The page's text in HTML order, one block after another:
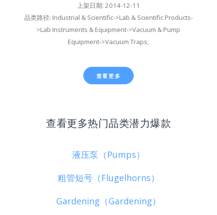
上架日期: 2014-12-11
品类路径: Industrial & Scientific->Lab & Scientific Products-
>Lab Instruments & Equipment->Vacuum & Pump
Equipment->Vacuum Traps;
查看更多
查看更多热门品类潜力爆款
液压泵（Pumps）
粗管短号（Flugelhorns）
Gardening（Gardening）